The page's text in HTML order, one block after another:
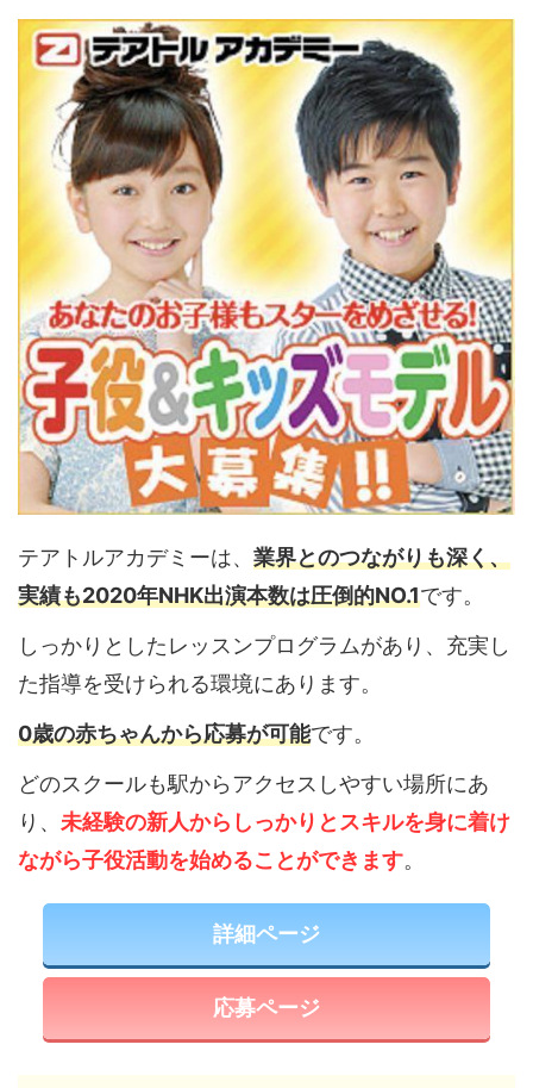
テアトルアカデミーは、 業界とのつながりも深く、
実績も2020年NHK出演本数は圧倒的NO.1です。
しっかりとしたレッスンプログラムがあり、充実し
た指導を受けられる環境にあります。
0歳の赤ちゃんから応募が可能です。
どのスクールも駅からアクセスしやすい場所にあ
り、 未経験の新人からしっかりとスキルを身に着け
ながら子役活動を始めることができます。
詳細ページ
応募ページ